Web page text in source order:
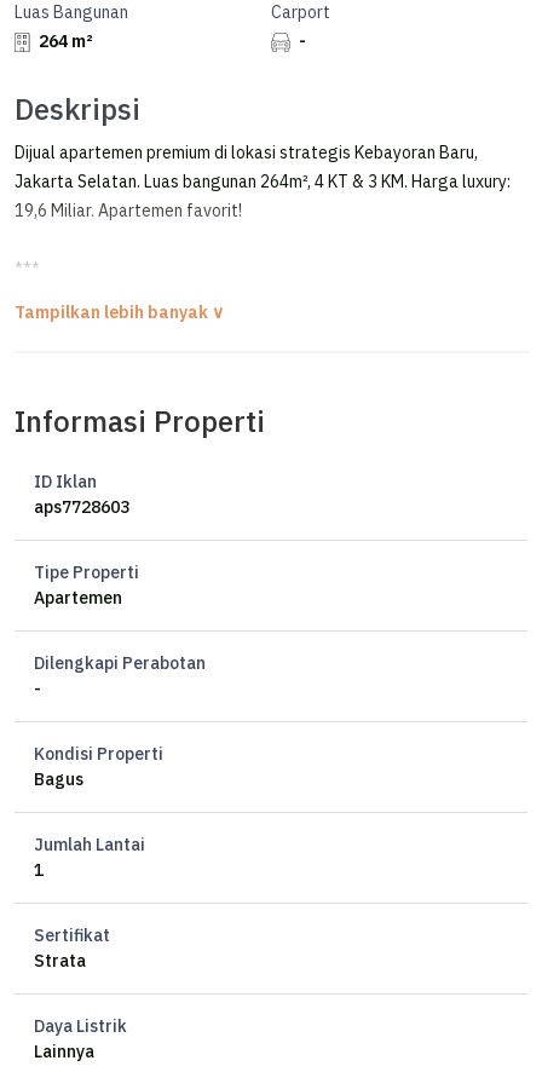
Luas Bangunan
264 m²
Carport
-
Deskripsi
Dijual apartemen premium di lokasi strategis Kebayoran Baru,
Jakarta Selatan. Luas bangunan 264m², 4 KT & 3 KM. Harga luxury:
19,6 Miliar. Apartemen favorit!
***
Apartment Savyavasa Private Residence
Dharmawangsa - Kebayoran Baru, Jakarta Selatan
Size 264 sqm
Maid Bedroom 1
Living Room
Exclusive Amenities:
Leisure Pool
Lap Pool
Hammam (spa)
Multifunction court
Multifunction room
Kids care
Outdoor kids playground
Gym
Jogging track
Informasi Properti
ID Iklan
aps7728603
Tipe Properti
Apartemen
Dilengkapi Perabotan
-
Kondisi Properti
Bagus
Jumlah Lantai
1
Sertifikat
Strata
Daya Listrik
Lainnya